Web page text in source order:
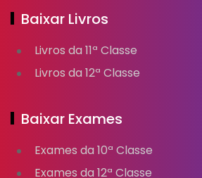
Baixar Livros
Livros da 11ª Classe
Livros da 12ª Classe
Baixar Exames
Exames da 10ª Classe
Exames da 12ª Classe